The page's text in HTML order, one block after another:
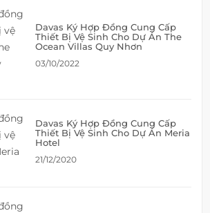
Davas Ký Hợp Đồng Cung Cấp
Thiết Bị Vệ Sinh Cho Dự Án The
Ocean Villas Quy Nhơn
03/10/2022
Davas Ký Hợp Đồng Cung Cấp
Thiết Bị Vệ Sinh Cho Dự Án Meria
Hotel
21/12/2020